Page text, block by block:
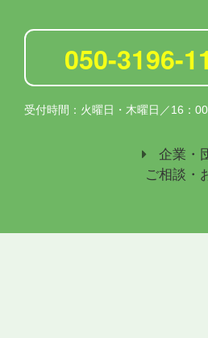
050-3196-
受付時間：火曜日・木曜日／16：
企業・
ご相談・